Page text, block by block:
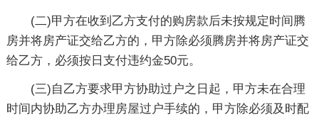
(二)甲方在收到乙方支付的购房款后未按规定时间腾
房并将房产证交给乙方的，甲方除必须腾房并将房产证交
给乙方，必须按日支付违约金50元。
(三)自乙方要求甲方协助过户之日起，甲方未在合理
时间内协助乙方办理房屋过户手续的，甲方除必须及时配